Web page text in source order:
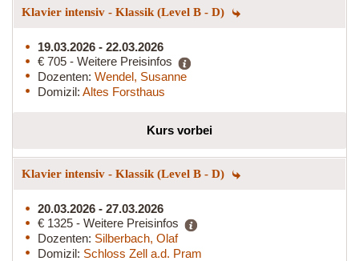
Klavier intensiv - Klassik (Level B - D)
19.03.2026 - 22.03.2026
€ 705 - Weitere Preisinfos
Dozenten: Wendel, Susanne
Domizil: Altes Forsthaus
Kurs vorbei
Klavier intensiv - Klassik (Level B - D)
20.03.2026 - 27.03.2026
€ 1325 - Weitere Preisinfos
Dozenten: Silberbach, Olaf
Domizil: Schloss Zell a.d. Pram